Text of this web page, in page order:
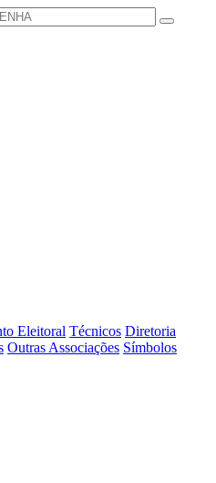
Eleitoral Técnicos Diretoria
Outras Associações Símbolos